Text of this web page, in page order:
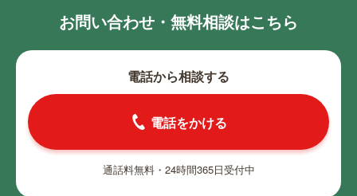
お問い合わせ・無料相談はこちら
電話から相談する
電話をかける
通話料無料・24時間365日受付中